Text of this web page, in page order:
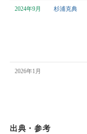
2024年9月 杉浦克典
2026年1月
出典・参考